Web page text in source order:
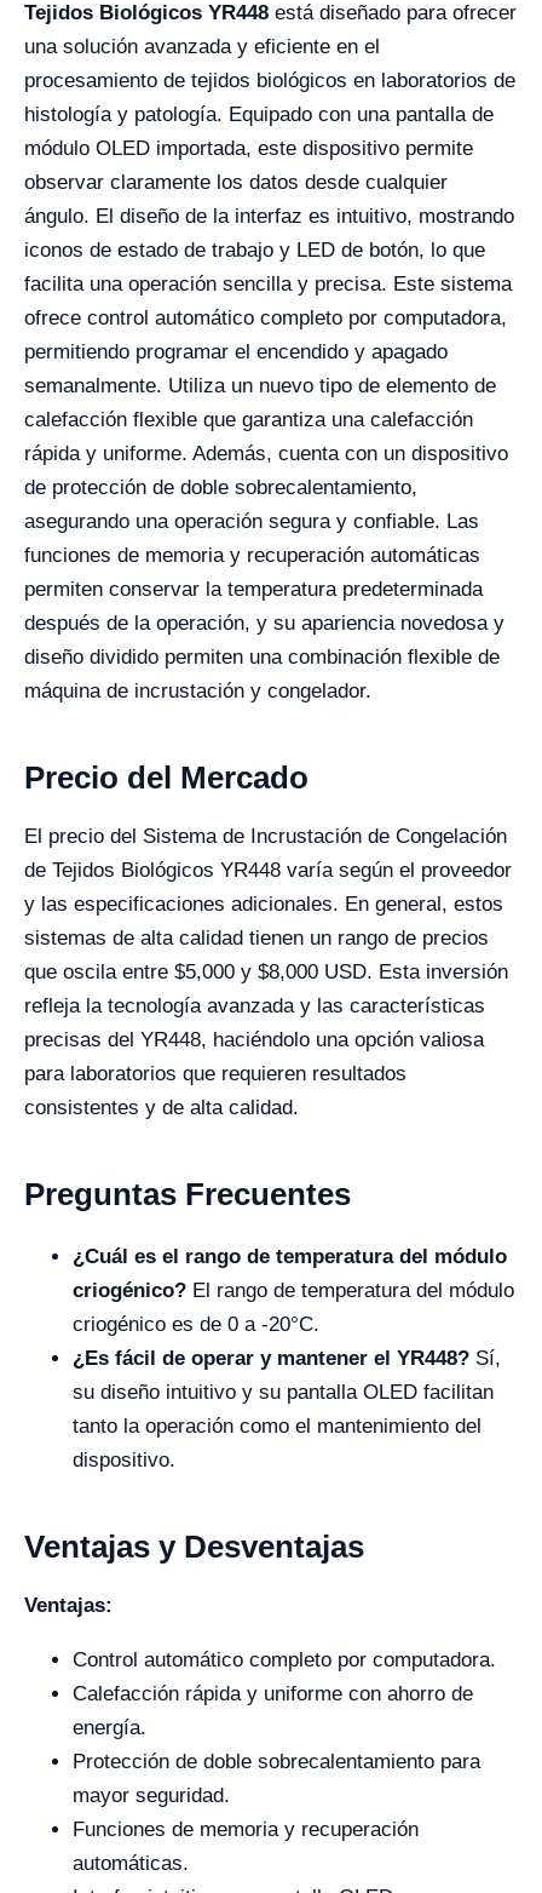
Tejidos Biológicos YR448 está diseñado para ofrecer
una solución avanzada y eficiente en el
procesamiento de tejidos biológicos en laboratorios de
histología y patología. Equipado con una pantalla de
módulo OLED importada, este dispositivo permite
observar claramente los datos desde cualquier
ángulo. El diseño de la interfaz es intuitivo, mostrando
iconos de estado de trabajo y LED de botón, lo que
facilita una operación sencilla y precisa. Este sistema
ofrece control automático completo por computadora,
permitiendo programar el encendido y apagado
semanalmente. Utiliza un nuevo tipo de elemento de
calefacción flexible que garantiza una calefacción
rápida y uniforme. Además, cuenta con un dispositivo
de protección de doble sobrecalentamiento,
asegurando una operación segura y confiable. Las
funciones de memoria y recuperación automáticas
permiten conservar la temperatura predeterminada
después de la operación, y su apariencia novedosa y
diseño dividido permiten una combinación flexible de
máquina de incrustación y congelador.
Precio del Mercado
El precio del Sistema de Incrustación de Congelación
de Tejidos Biológicos YR448 varía según el proveedor
y las especificaciones adicionales. En general, estos
sistemas de alta calidad tienen un rango de precios
que oscila entre $5,000 y $8,000 USD. Esta inversión
refleja la tecnología avanzada y las características
precisas del YR448, haciéndolo una opción valiosa
para laboratorios que requieren resultados
consistentes y de alta calidad.
Preguntas Frecuentes
¿Cuál es el rango de temperatura del módulo
criogénico? El rango de temperatura del módulo
criogénico es de 0 a -20°C.
¿Es fácil de operar y mantener el YR448? Sí,
su diseño intuitivo y su pantalla OLED facilitan
tanto la operación como el mantenimiento del
dispositivo.
Ventajas y Desventajas
Ventajas:
Control automático completo por computadora.
Calefacción rápida y uniforme con ahorro de
energía.
Protección de doble sobrecalentamiento para
mayor seguridad.
Funciones de memoria y recuperación
automáticas.